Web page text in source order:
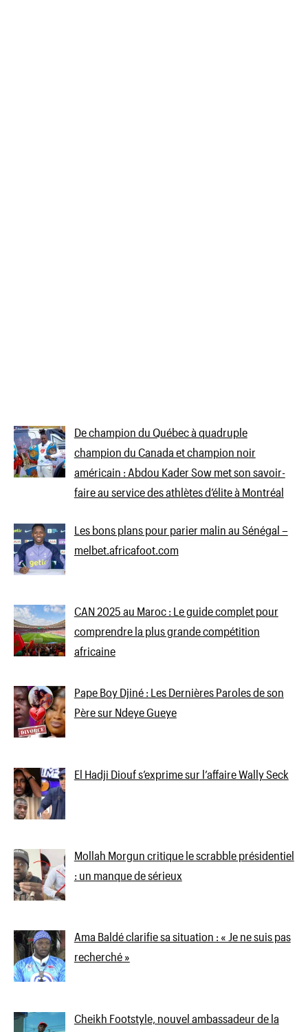
De champion du Québec à quadruple
champion du Canada et champion noir
américain : Abdou Kader Sow met son savoir-
faire au service des athlètes d’élite à Montréal
Les bons plans pour parier malin au Sénégal –
melbet.africafoot.com
CAN 2025 au Maroc : Le guide complet pour
comprendre la plus grande compétition
africaine
Pape Boy Djiné : Les Dernières Paroles de son
Père sur Ndeye Gueye
El Hadji Diouf s’exprime sur l’affaire Wally Seck
Mollah Morgun critique le scrabble présidentiel
: un manque de sérieux
Ama Baldé clarifie sa situation : « Je ne suis pas
recherché »
Cheikh Footstyle, nouvel ambassadeur de la